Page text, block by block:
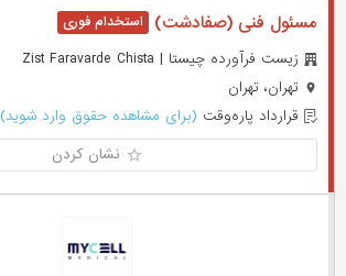
مسئول فنی (صفادشت)
زیست فرآورده چیستا | Zist Faravarde Chista
تهران، تهران
قرارداد پاره‌وقت (برای مشاهده حقوق وارد شوید)
نشان کردن